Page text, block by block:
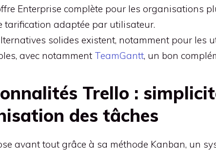
Enterprise complète pour les organisations
tarification adaptée par utilisateur.
solides existent, notamment pour les
avec notamment TeamGantt, un bon
Trello :
des tâches
avant tout grâce à sa méthode Kanban, un